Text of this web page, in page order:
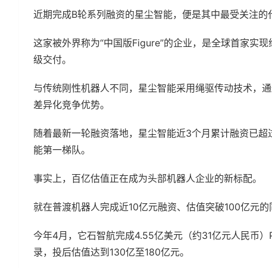
近期完成B轮系列融资的星尘智能，便是其中最受关注的
这家被外界称为“中国版Figure”的企业，是全球首家实
级交付。
与传统刚性机器人不同，星尘智能采用绳驱传动技术，
差异化竞争优势。
随着最新一轮融资落地，星尘智能近3个月累计融资已
能第一梯队。
事实上，百亿估值正在成为头部机器人企业的新标配。
就在普渡机器人完成近10亿元融资、估值突破100亿元
今年4月，它石智航完成4.55亿美元（约31亿元人民币
录，投后估值达到130亿至180亿元。